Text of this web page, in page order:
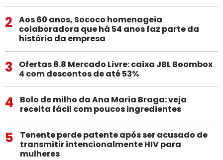
2
Aos 60 anos, Sococo homenageia
colaboradora que há 54 anos faz parte da
história da empresa
3
Ofertas 8.8 Mercado Livre: caixa JBL Boombox
4 com descontos de até 53%
4
Bolo de milho da Ana Maria Braga: veja
receita fácil com poucos ingredientes
5
Tenente perde patente após ser acusado de
transmitir intencionalmente HIV para
mulheres